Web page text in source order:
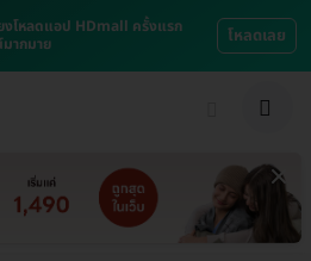
งโหลดแอป HDmall ครั้งแรก
ากมาย
โหลดเลย